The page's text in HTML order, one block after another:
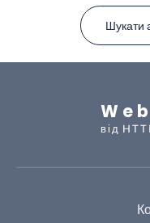
Шукати
від